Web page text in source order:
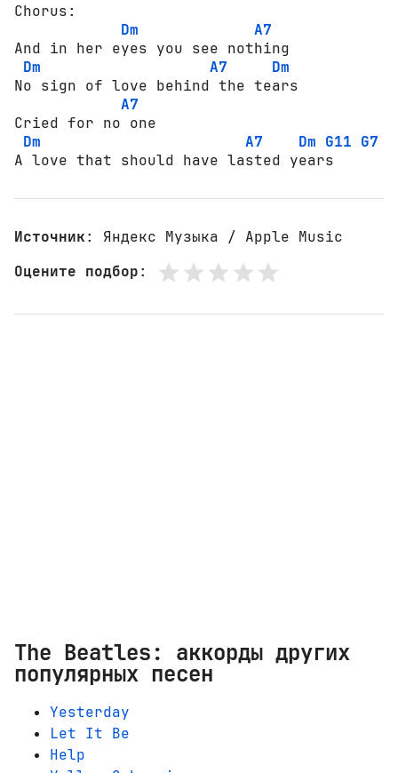
Chorus:
Dm
A7
And in her eyes you see nothing
Dm
A7
Dm
No sign of love behind the tears
A7
Cried for no one
Dm
A7 Dm G11 G7
А love that should have lasted years
Источник: Яндекс Музыка / Apple Music
Оцените подбор:
The Beatles: аккорды других
популярных песен
Yesterday
Let It Be
Help